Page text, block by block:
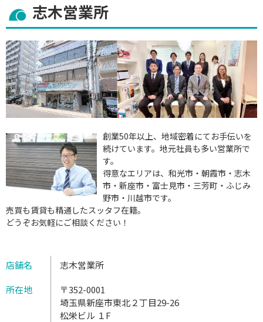
志木営業所
創業50年以上、地域密着にてお手伝いを
続けています。地元社員も多い営業所で
す。
得意なエリアは、和光市・朝霞市・志木
市・新座市・富士見市・三芳町・ふじみ
野市・川越市です。
売買も賃貸も精通したスッタフ在籍。
どうぞお気軽にご相談ください！
店舗名
志木営業所
所在地
〒352-0001
埼玉県新座市東北２丁目29-26
松栄ビル １F